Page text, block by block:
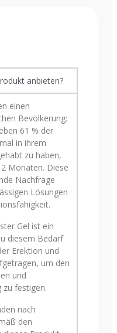
anbieten?
einen
Bevölkerung:
61 % der
in ihrem
zu haben,
Monaten. Diese
Nachfrage
Lösungen
Gel ist ein
diesem Bedarf
Erektion und
um den
und
zu festigen.
nach
den